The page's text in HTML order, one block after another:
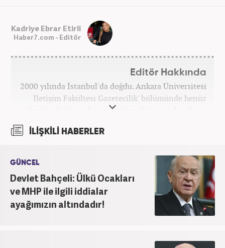
Kadriye Ebrar Etirli
Haber7.com - Editör
Editör Hakkında
2000 yılında İstanbul'da doğdu. Ankara Üniversitesi
İletişim Fakültesi Gazetecilik' bölümünde henüz
okurken HaberAnkara ve AnkaraMasası'nda çalıştı.
2022 yılındaki mezuniyetinin ardından Beyaz TV'de
'Haber Editörü' pozisyonunda görev aldı. 2024
Editörü kariyerine devam etmektedir.
İLİŞKİLİ HABERLER
GÜNCEL
Devlet Bahçeli: Ülkü Ocakları
ve MHP ile ilgili iddialar
ayağımızın altındadır!